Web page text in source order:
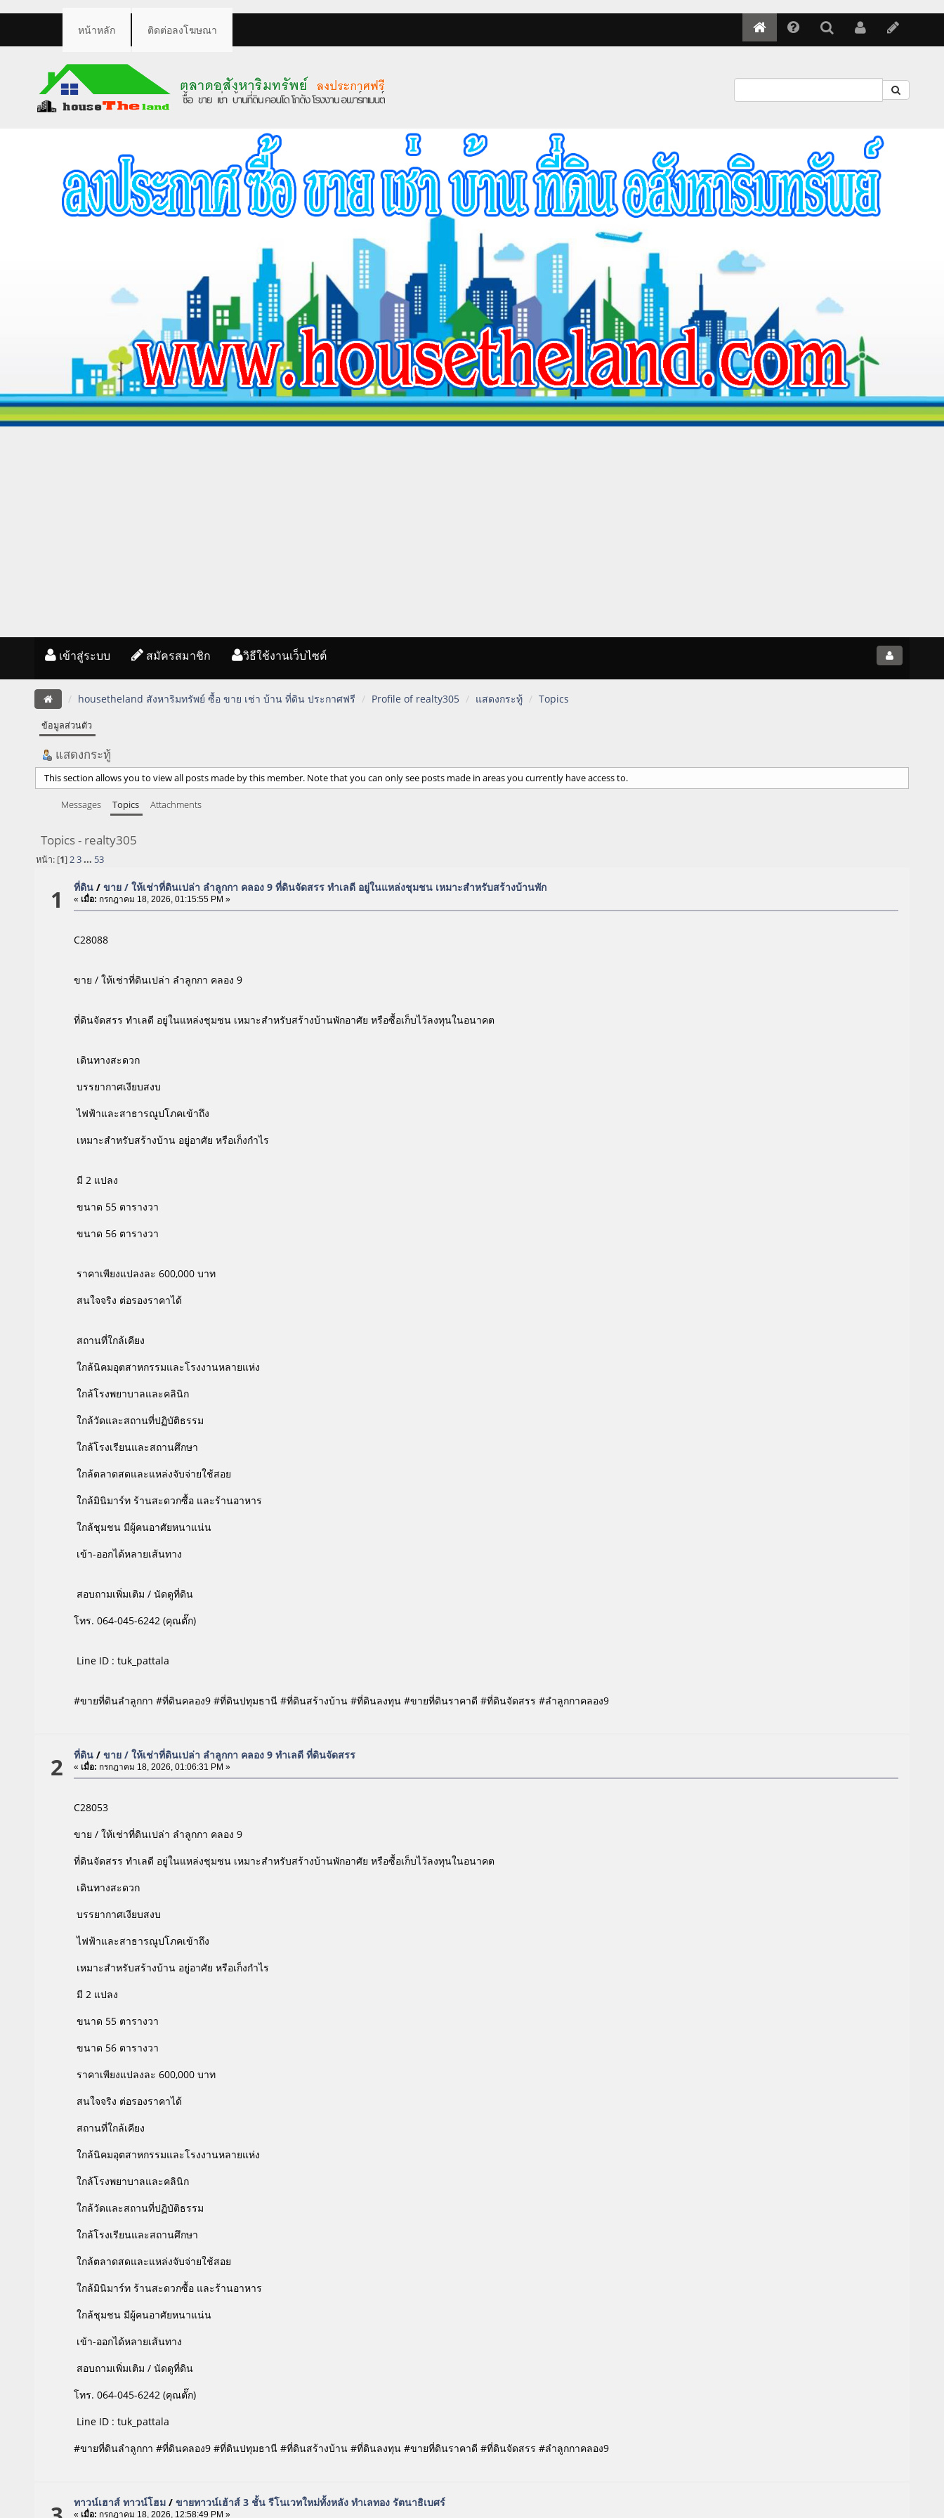
หน้าหลัก ติดต่อลงโฆษณา
เข้าสู่ระบบ สมัครสมาชิก วิธีใช้งานเว็บไซต์
housetheland สังหาริมทรัพย์ ซื้อ ขาย เช่า บ้าน ที่ดิน ประกาศฟรี Profile of realty305 แสดงกระทู้ Topics
ข้อมูลส่วนตัว
แสดงกระทู้
This section allows you to view all posts made by this member. Note that you can only see posts made in areas you currently have access to.
Messages Topics Attachments
Topics - realty305
หน้า: [1]23... 53
1 ที่ดิน/ ขาย / ให้เช่าที่ดินเปล่า ลำลูกกา คลอง 9 ที่ดินจัดสรร ทำเลดี อยู่ในแหล่งชุมชน เหมาะสำหรับสร้างบ้านพัก
« เมื่อ: กรกฎาคม 18, 2026, 01:15:55 PM »
C28088
ขาย / ให้เช่าที่ดินเปล่า ลำลูกกา คลอง 9
ที่ดินจัดสรร ทำเลดี อยู่ในแหล่งชุมชน เหมาะสำหรับสร้างบ้านพักอาศัย หรือซื้อเก็บไว้ลงทุนในอนาคต
เดินทางสะดวก
บรรยากาศเงียบสงบ
ไฟฟ้าและสาธารณูปโภคเข้าถึง
เหมาะสำหรับสร้างบ้าน อยู่อาศัย หรือเก็งกำไร
มี 2 แปลง
ขนาด 55 ตารางวา
ขนาด 56 ตารางวา
ราคาเพียงแปลงละ 600,000 บาท
สนใจจริง ต่อรองราคาได้
สถานที่ใกล้เคียง
ใกล้นิคมอุตสาหกรรมและโรงงานหลายแห่ง
ใกล้โรงพยาบาลและคลินิก
ใกล้วัดและสถานที่ปฏิบัติธรรม
ใกล้โรงเรียนและสถานศึกษา
ใกล้ตลาดสดและแหล่งจับจ่ายใช้สอย
ใกล้มินิมาร์ท ร้านสะดวกซื้อ และร้านอาหาร
ใกล้ชุมชน มีผู้คนอาศัยหนาแน่น
เข้า-ออกได้หลายเส้นทาง
สอบถามเพิ่มเติม / นัดดูที่ดิน
โทร. 064-045-6242 (คุณตั๊ก)
Line ID : tuk_pattala
#ขายที่ดินลำลูกกา #ที่ดินคลอง9 #ที่ดินปทุมธานี #ที่ดินสร้างบ้าน #ที่ดินลงทุน #ขายที่ดินราคาดี #ที่ดินจัดสรร #ลำลูกกาคลอง9
2 ที่ดิน/ ขาย / ให้เช่าที่ดินเปล่า ลำลูกกา คลอง 9 ทำเลดี ที่ดินจัดสรร
« เมื่อ: กรกฎาคม 18, 2026, 01:06:31 PM »
C28053
ขาย / ให้เช่าที่ดินเปล่า ลำลูกกา คลอง 9
ที่ดินจัดสรร ทำเลดี อยู่ในแหล่งชุมชน เหมาะสำหรับสร้างบ้านพักอาศัย หรือซื้อเก็บไว้ลงทุนในอนาคต
เดินทางสะดวก
บรรยากาศเงียบสงบ
ไฟฟ้าและสาธารณูปโภคเข้าถึง
เหมาะสำหรับสร้างบ้าน อยู่อาศัย หรือเก็งกำไร
มี 2 แปลง
ขนาด 55 ตารางวา
ขนาด 56 ตารางวา
ราคาเพียงแปลงละ 600,000 บาท
สนใจจริง ต่อรองราคาได้
สถานที่ใกล้เคียง
ใกล้นิคมอุตสาหกรรมและโรงงานหลายแห่ง
ใกล้โรงพยาบาลและคลินิก
ใกล้วัดและสถานที่ปฏิบัติธรรม
ใกล้โรงเรียนและสถานศึกษา
ใกล้ตลาดสดและแหล่งจับจ่ายใช้สอย
ใกล้มินิมาร์ท ร้านสะดวกซื้อ และร้านอาหาร
ใกล้ชุมชน มีผู้คนอาศัยหนาแน่น
เข้า-ออกได้หลายเส้นทาง
สอบถามเพิ่มเติม / นัดดูที่ดิน
โทร. 064-045-6242 (คุณตั๊ก)
Line ID : tuk_pattala
#ขายที่ดินลำลูกกา #ที่ดินคลอง9 #ที่ดินปทุมธานี #ที่ดินสร้างบ้าน #ที่ดินลงทุน #ขายที่ดินราคาดี #ที่ดินจัดสรร #ลำลูกกาคลอง9
ทาวน์เฮาส์ ทาวน์โฮม/ ขายทาวน์เฮ้าส์ 3 ชั้น รีโนเวทใหม่ทั้งหลัง ทำเลทอง รัตนาธิเบศร์
« เมื่อ: กรกฎาคม 18, 2026, 12:58:49 PM »